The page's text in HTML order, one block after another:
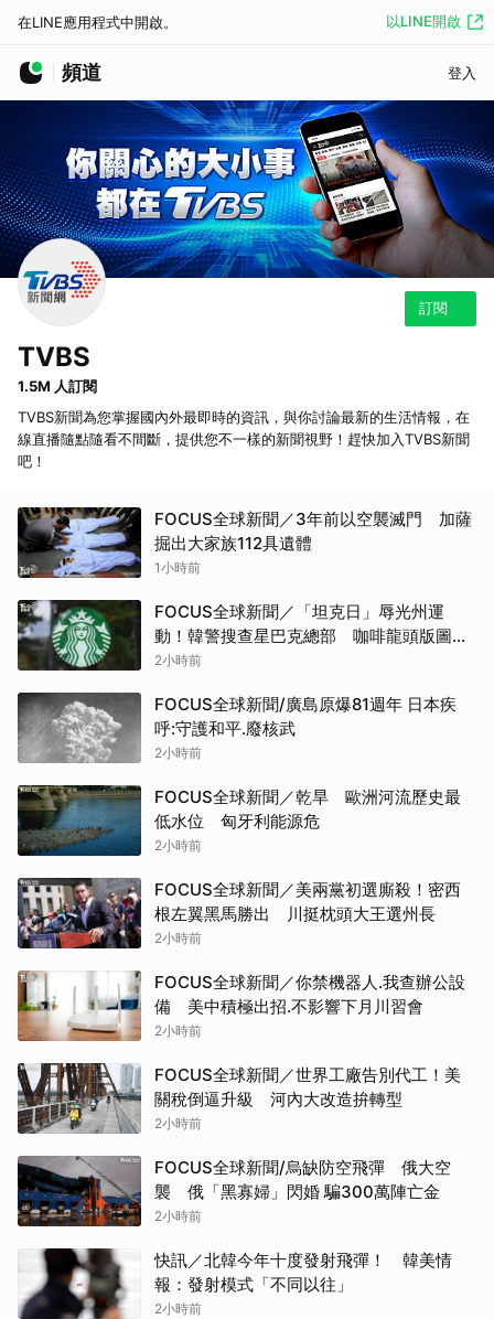
在LINE應用程式中開啟。 以LINE開啟
頻道 登入
訂閱
TVBS
1.5M 人訂閱
TVBS新聞為您掌握國內外最即時的資訊，與你討論最新的生活情報，在
線直播隨點隨看不間斷，提供您不一樣的新聞視野！趕快加入TVBS新聞
吧！
FOCUS全球新聞／3年前以空襲滅門 加薩
掘出大家族112具遺體
1小時前
FOCUS全球新聞／「坦克日」辱光州運
動！韓警搜查星巴克總部 咖啡龍頭版圖洗
牌
2小時前
FOCUS全球新聞/廣島原爆81週年 日本疾
呼:守護和平.廢核武
2小時前
FOCUS全球新聞／乾旱 歐洲河流歷史最
低水位 匈牙利能源危
2小時前
FOCUS全球新聞／美兩黨初選廝殺！密西
根左翼黑馬勝出 川挺枕頭大王選州長
2小時前
FOCUS全球新聞／你禁機器人.我查辦公設
備 美中積極出招.不影響下月川習會
2小時前
FOCUS全球新聞／世界工廠告別代工！美
關稅倒逼升級 河內大改造拚轉型
2小時前
FOCUS全球新聞/烏缺防空飛彈 俄大空
襲 俄「黑寡婦」閃婚 騙300萬陣亡金
2小時前
快訊／北韓今年十度發射飛彈！ 韓美情
報：發射模式「不同以往」
2小時前